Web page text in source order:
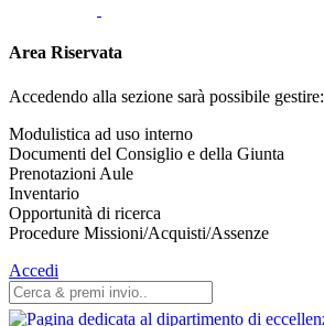
Area Riservata
Accedendo alla sezione sarà possibile gestire:
Modulistica ad uso interno
Documenti del Consiglio e della Giunta
Prenotazioni Aule
Inventario
Opportunità di ricerca
Procedure Missioni/Acquisti/Assenze
Accedi